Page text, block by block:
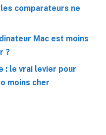
comparateurs ne
Mac est moins
?
: le vrai levier pour
moins cher